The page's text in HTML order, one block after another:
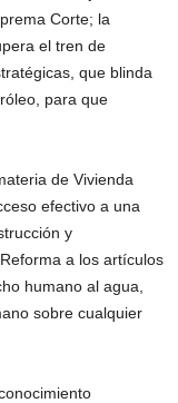
Corte; la
el tren de
que blinda
para que
de Vivienda
efectivo a una
y
a los artículos
humano al agua,
sobre cualquier